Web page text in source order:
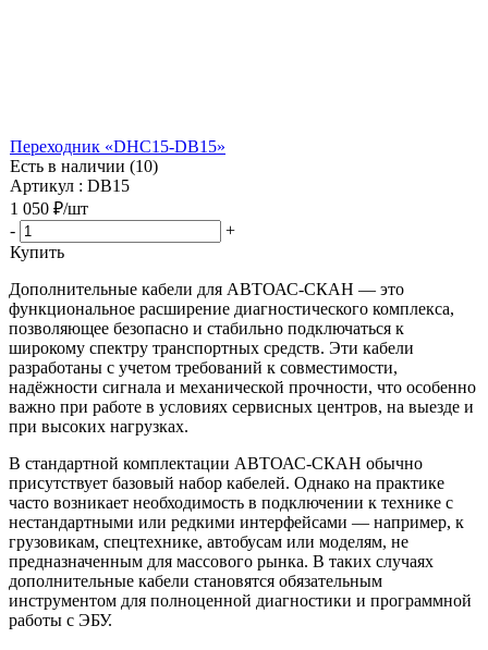
Переходник «DHC15-DB15»
Есть в наличии (10)
Артикул : DB15
1 050 ₽/шт
-
+
Купить
Дополнительные кабели для АВТОАС-СКАН — это
функциональное расширение диагностического комплекса,
позволяющее безопасно и стабильно подключаться к
широкому спектру транспортных средств. Эти кабели
разработаны с учетом требований к совместимости,
надёжности сигнала и механической прочности, что особенно
важно при работе в условиях сервисных центров, на выезде и
при высоких нагрузках.
В стандартной комплектации АВТОАС-СКАН обычно
присутствует базовый набор кабелей. Однако на практике
часто возникает необходимость в подключении к технике с
нестандартными или редкими интерфейсами — например, к
грузовикам, спецтехнике, автобусам или моделям, не
предназначенным для массового рынка. В таких случаях
дополнительные кабели становятся обязательным
инструментом для полноценной диагностики и программной
работы с ЭБУ.